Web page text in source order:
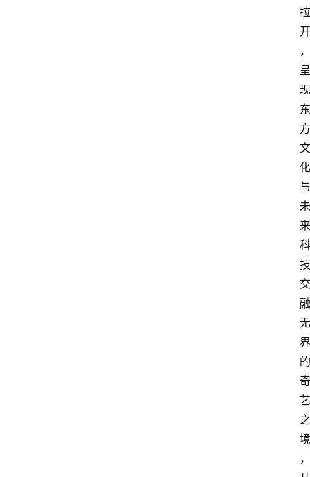
拉
开
，
呈
现
东
方
文
化
与
未
来
科
技
交
融
无
界
的
奇
艺
之
境
，